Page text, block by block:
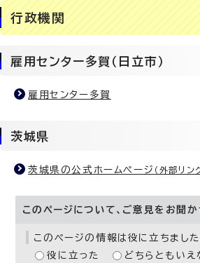
行政機関
雇用センター多賀（日立市）
雇用センター多賀
茨城県
茨城県の公式ホームページ （外部リン
このページについて、ご意見をお聞か
このページの情報は役に立ちました
役に立った
どちらともいえ